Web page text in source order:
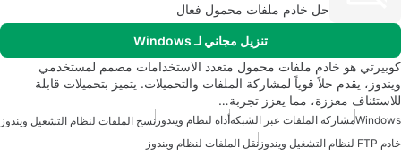
حل خادم ملفات محمول فعال
تنزيل مجاني لـ Windows
كوبيرتي هو خادم ملفات محمول متعدد الاستخدامات مصمم لمستخدمي
ويندوز، يقدم حلاً قوياً لمشاركة الملفات والتحميلات. يتميز بتحميلات قابلة
للاستئناف معززة، مما يعزز تجربة…
Windowsمشاركة الملفات عبر الشبكةأداة لنظام ويندوز نسخ الملفات لنظام التشغيل ويندوز
خادم FTP لنظام التشغيل ويندوز
نقل الملفات لنظام ويندوز